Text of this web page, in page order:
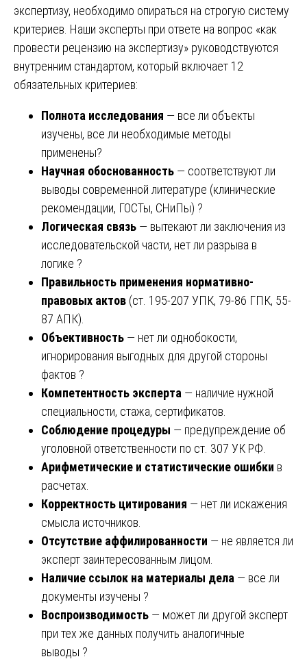
экспертизу, необходимо опираться на строгую систему
критериев. Наши эксперты при ответе на вопрос «как
провести рецензию на экспертизу» руководствуются
внутренним стандартом, который включает 12
обязательных критериев:
Полнота исследования — все ли объекты
изучены, все ли необходимые методы
применены?
Научная обоснованность — соответствуют ли
выводы современной литературе (клинические
рекомендации, ГОСТы, СНиПы) ?
Логическая связь — вытекают ли заключения из
исследовательской части, нет ли разрыва в
логике ?
Правильность применения нормативно-
правовых актов (ст. 195-207 УПК, 79-86 ГПК, 55-
87 АПК).
Объективность — нет ли однобокости,
игнорирования выгодных для другой стороны
фактов ?
Компетентность эксперта — наличие нужной
специальности, стажа, сертификатов.
Соблюдение процедуры — предупреждение об
уголовной ответственности по ст. 307 УК РФ.
Арифметические и статистические ошибки в
расчетах.
Корректность цитирования — нет ли искажения
смысла источников.
Отсутствие аффилированности — не является ли
эксперт заинтересованным лицом.
Наличие ссылок на материалы дела — все ли
документы изучены ?
Воспроизводимость — может ли другой эксперт
при тех же данных получить аналогичные
выводы ?